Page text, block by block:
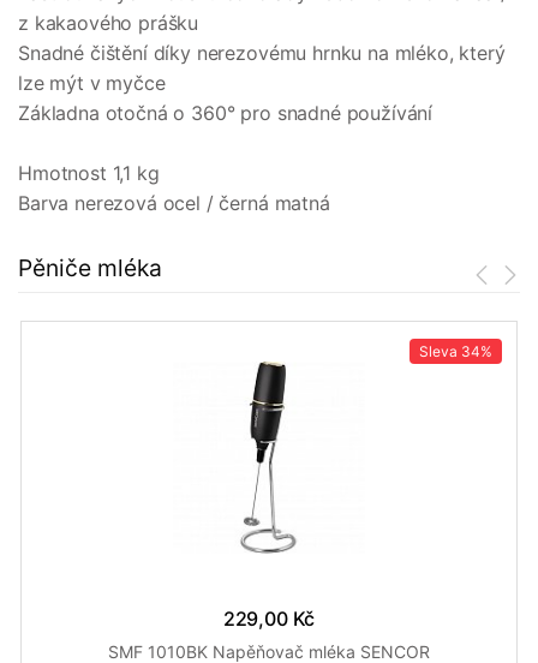
z kakaového prášku
Snadné čištění díky nerezovému hrnku na mléko, který
lze mýt v myčce
Základna otočná o 360° pro snadné používání
Hmotnost 1,1 kg
Barva nerezová ocel / černá matná
Pěniče mléka
Sleva 34%
229,00 Kč
SMF 1010BK Napěňovač mléka SENCOR